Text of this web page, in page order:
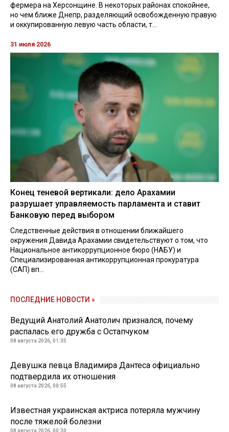
фермера на Херсонщине. В некоторых районах спокойнее,
но чем ближе Днепр, разделяющий освобожденную правую
и оккупированную левую часть области, т...
31 июля 2026
Конец теневой вертикали: дело Арахамии
разрушает управляемость парламента и ставит
Банковую перед выбором
Следственные действия в отношении ближайшего
окружения Давида Арахамии свидетельствуют о том, что
Национальное антикоррупционное бюро (НАБУ) и
Специализированная антикоррупционная прокуратура
(САП) вп...
ПОСЛЕДНИЕ НОВОСТИ »
Ведущий Анатолий Анатолич признался, почему
распалась его дружба с Остапчуком
08 августа 2026, 01:35
Девушка певца Владимира Дантеса официально
подтвердила их отношения
08 августа 2026, 00:55
Известная украинская актриса потеряла мужчину
после тяжелой болезни
08 августа 2026, 00:30